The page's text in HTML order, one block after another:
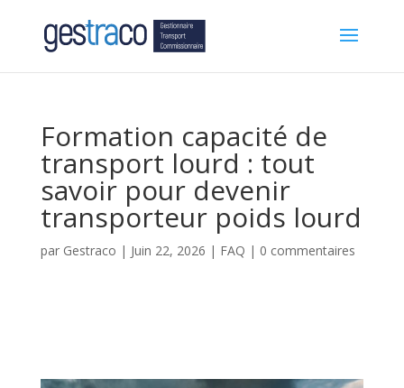
Formation capacité de
transport lourd : tout
savoir pour devenir
transporteur poids lourd
par Gestraco | Juin 22, 2026 | FAQ | 0 commentaires